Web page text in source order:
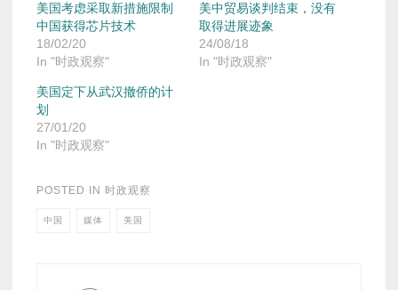
美国考虑采取新措施限制
中国获得芯片技术
18/02/20
In "时政观察"
美中贸易谈判结束，没有
取得进展迹象
24/08/18
In "时政观察"
美国定下从武汉撤侨的计
划
27/01/20
In "时政观察"
POSTED IN 时政观察
中国 媒体 美国